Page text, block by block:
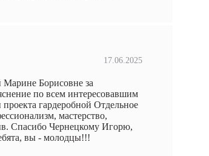
17.06.2025
Марине Борисовне за
по всем интересовавшим
гардеробной Отдельное
мастерство,
Спасибо Чернецкому Игорю,
вы - молодцы!!!